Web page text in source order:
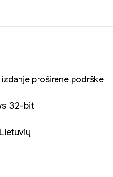
proširene podrške
32-bit